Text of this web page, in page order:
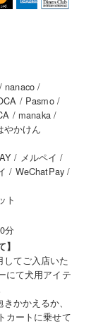
nanaco /
/ Pasmo /
/ manaka /
やかけん
/ メルペイ /
/ WeChatPay /
ト
分
】
てご入店いた
にて犬用アイテ
かかえるか、
カートに乗せて